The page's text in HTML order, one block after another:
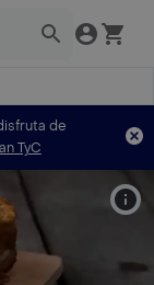
de
TyC